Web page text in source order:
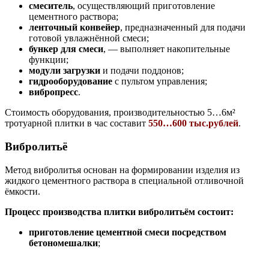
смеситель, осуществляющий приготовление
цементного раствора;
ленточный конвейер, предназначенный для подачи
готовой увлажнённой смеси;
бункер для смеси, — выполняет накопительные
функции;
модули загрузки и подачи поддонов;
гидрооборудование с пультом управления;
вибропресс.
Стоимость оборудования, производительностью 5…6м²
тротуарной плитки в час составит 550…600 тыс.рублей.
Вибролитьё
Метод вибролитья основан на формировании изделия из
жидкого цементного раствора в специальной отливочной
ёмкости.
Процесс производства плитки вибролитьём состоит:
приготовление цементной смеси посредством
бетономешалки;